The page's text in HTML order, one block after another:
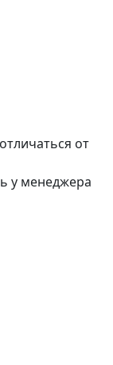
от
у менеджера